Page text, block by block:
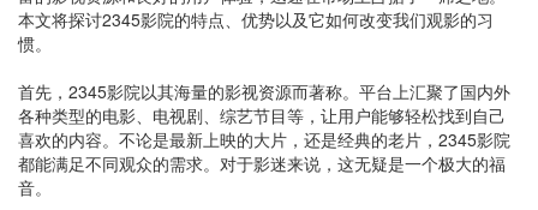
本文将探讨2345影院的特点、优势以及它如何改变我们观影的习
惯。
首先，2345影院以其海量的影视资源而著称。平台上汇聚了国内外
各种类型的电影、电视剧、综艺节目等，让用户能够轻松找到自己
喜欢的内容。不论是最新上映的大片，还是经典的老片，2345影院
都能满足不同观众的需求。对于影迷来说，这无疑是一个极大的福
音。